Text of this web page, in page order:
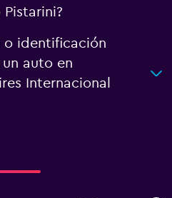
o identificación
auto en
Internacional